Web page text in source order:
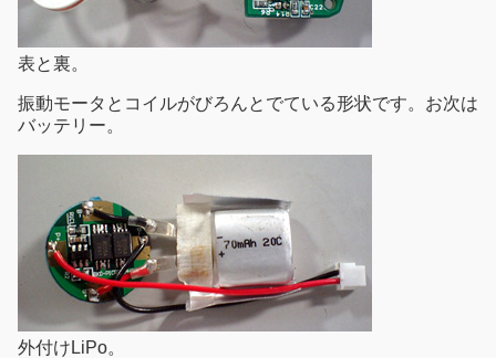
表と裏。
振動モータとコイルがびろんとでている形状です。お次は
バッテリー。
外付けLiPo。